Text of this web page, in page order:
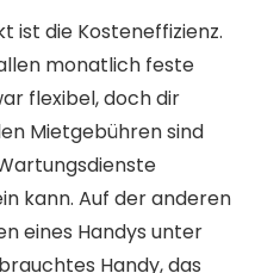
ist die Kosteneffizienz.
monatlich feste
flexibel, doch dir
Mietgebühren sind
kann. Auf der anderen
eines Handys unter
Handy, das